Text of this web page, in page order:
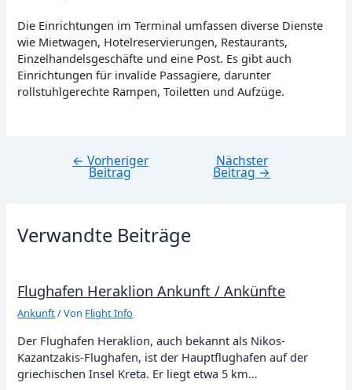
Die Einrichtungen im Terminal umfassen diverse Dienste
wie Mietwagen, Hotelreservierungen, Restaurants,
Einzelhandelsgeschäfte und eine Post. Es gibt auch
Einrichtungen für invalide Passagiere, darunter
rollstuhlgerechte Rampen, Toiletten und Aufzüge.
Beitragsnavigation
← Vorheriger
Beitrag
Nächster
Beitrag→
Verwandte Beiträge
Flughafen Heraklion Ankunft / Ankünfte
Ankunft/ Von Flight Info
Der Flughafen Heraklion, auch bekannt als Nikos-
Kazantzakis-Flughafen, ist der Hauptflughafen auf der
griechischen Insel Kreta. Er liegt etwa 5 km…